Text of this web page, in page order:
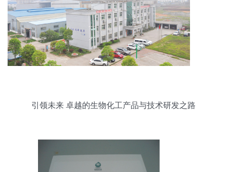
引领未来 卓越的生物化工产品与技术研发之路